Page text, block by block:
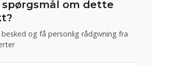
spørgsmål om dette
besked og få personlig rådgivning fra